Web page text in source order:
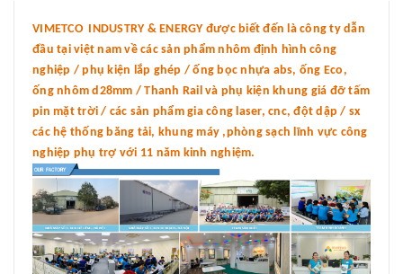
VIMETCO INDUSTRY & ENERGY được biết đến là công ty dẫn
đầu tại việt nam về các sản phẩm nhôm định hình công
nghiệp / phụ kiện lắp ghép / ống bọc nhựa abs, ống Eco,
ống nhôm d28mm / Thanh Rail và phụ kiện khung giá đỡ tấm
pin mặt trời / các sản phẩm gia công laser, cnc, đột dập / sx
các hệ thống băng tải, khung máy ,phòng sạch lĩnh vực công
nghiệp phụ trợ với 11 năm kinh nghiệm.